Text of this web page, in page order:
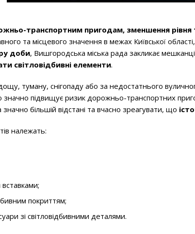
транспортним пригодам, зменшення
та місцевого значення в межах Київської
доби, Вишгородська міська рада закликає
світловідбивні елементи.
туману, снігопаду або за недостатнього
підвищує ризик дорожньо-транспортних
більшій відстані та вчасно зреагувати, що
належать:
покриттям;
зі світловідбивними деталями.